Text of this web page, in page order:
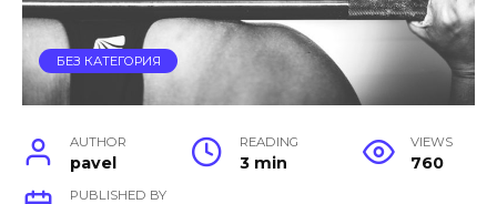
БЕЗ КАТЕГОРИЯ
AUTHOR
pavel
READING
3 min
VIEWS
760
PUBLISHED BY